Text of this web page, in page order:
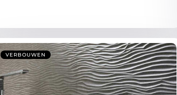
VERBOUWEN